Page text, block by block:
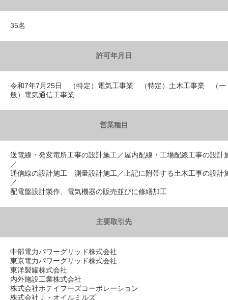
35名
許可年月日
令和7年7月25日 （特定）電気工事業 （特定）土木工事業 （一
般）電気通信工事業
営業種目
送電線・発変電所工事の設計施工／屋内配線・工場配線工事の設計
／
通信線の設計施工 測量設計施工／上記に附帯する土木工事の設計
／
配電盤設計製作、電気機器の販売並びに修繕加工
主要取引先
中部電力パワーグリッド株式会社
東京電力パワーグリッド株式会社
東洋製罐株式会社
内外施設工業株式会社
株式会社ホテイフーズコーポレーション
株式会社Ｊ・オイルミルズ